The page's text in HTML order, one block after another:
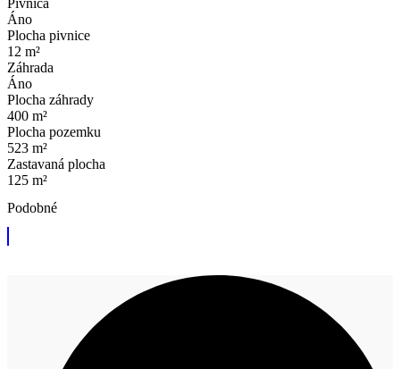
Pivnica
Áno
Plocha pivnice
12 m²
Záhrada
Áno
Plocha záhrady
400 m²
Plocha pozemku
523 m²
Zastavaná plocha
125 m²
Podobné